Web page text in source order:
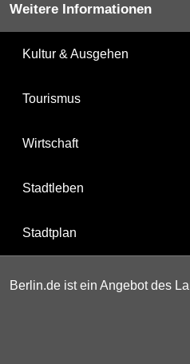
Weitere Informationen
Kultur & Ausgehen
Tourismus
Wirtschaft
Stadtleben
Stadtplan
Berlin.de ist ein Angebot des